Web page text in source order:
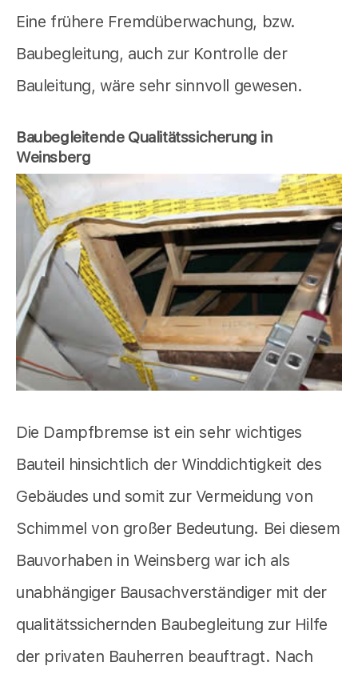
Eine frühere Fremdüberwachung, bzw.
Baubegleitung, auch zur Kontrolle der
Bauleitung, wäre sehr sinnvoll gewesen.
Baubegleitende Qualitätssicherung in
Weinsberg
Die Dampfbremse ist ein sehr wichtiges
Bauteil hinsichtlich der Winddichtigkeit des
Gebäudes und somit zur Vermeidung von
Schimmel von großer Bedeutung. Bei diesem
Bauvorhaben in Weinsberg war ich als
unabhängiger Bausachverständiger mit der
qualitätssichernden Baubegleitung zur Hilfe
der privaten Bauherren beauftragt. Nach